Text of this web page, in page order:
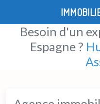
Besoin d'un
Espagne ?